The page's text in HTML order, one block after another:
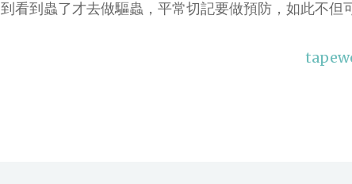
到看到蟲了才去做驅蟲，平常切記要做預防，如此不但